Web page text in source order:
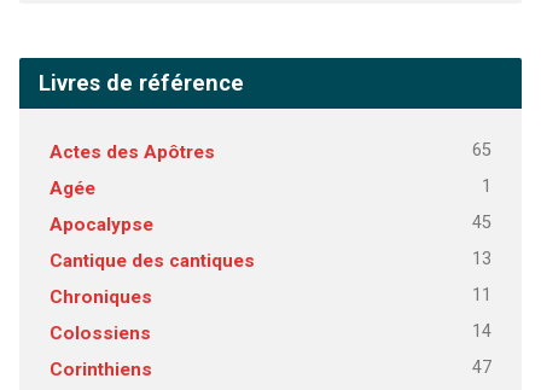
Livres de référence
Actes des Apôtres 65
Agée 1
Apocalypse 45
Cantique des cantiques 13
Chroniques 11
Colossiens 14
Corinthiens 47